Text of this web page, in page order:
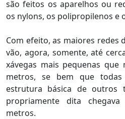
são feitos os aparelhos ou
os nylons, os polipropilenos e
Com efeito, as maiores redes
vão, agora, somente, até
xávegas mais pequenas
metros, se bem que
estrutura básica de outros
propriamente dita
metros.